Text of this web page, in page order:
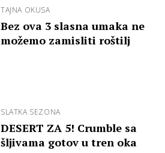
TAJNA OKUSA
Bez ova 3 slasna umaka ne
možemo zamisliti roštilj
SLATKA SEZONA
DESERT ZA 5! Crumble sa
šljivama gotov u tren oka